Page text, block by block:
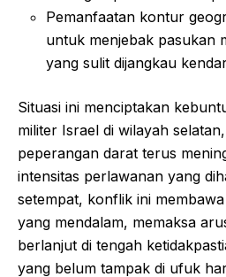
Pemanfaatan kontur
untuk menjebak pasukan
yang sulit dijangkau
Situasi ini menciptakan
militer Israel di wilayah
peperangan darat terus
intensitas perlawanan yang
setempat, konflik ini
yang mendalam, memaksa
berlanjut di tengah
yang belum tampak di ufuk